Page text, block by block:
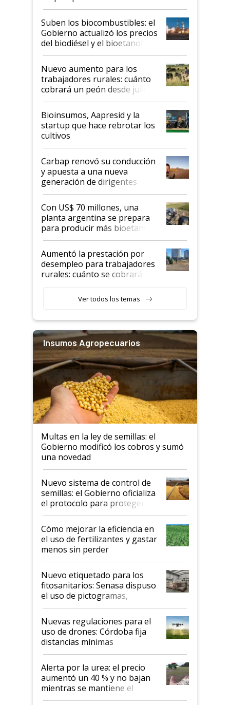
funcionamiento de las
exportadoras en tensión tras
la medida de fuerza de los
prácticos
Suben los biocombustibles: el
Gobierno actualizó los precios
del biodiésel y el bioetanol
Nuevo aumento para los
trabajadores rurales: cuánto
cobrará un peón desde julio
Bioinsumos, Aapresid y la
startup que hace rebrotar los
cultivos
Carbap renovó su conducción
y apuesta a una nueva
generación de dirigentes
rurales
Con US$ 70 millones, una
planta argentina se prepara
para producir más bioetanol
que nunca
Aumentó la prestación por
desempleo para trabajadores
rurales: cuánto se cobrará
Ver todos los temas
Insumos Agropecuarios
Multas en la ley de semillas: el
Gobierno modificó los cobros y sumó
una novedad
Nuevo sistema de control de
semillas: el Gobierno oficializa
el protocolo para proteger la
propiedad intelectual
Cómo mejorar la eficiencia en
el uso de fertilizantes y gastar
menos sin perder
productividad en la campaña
fina
Nuevo etiquetado para los
fitosanitarios: Senasa dispuso
el uso de pictogramas,
palabras de advertencia e
indicaciones
Nuevas regulaciones para el
uso de drones: Córdoba fija
distancias mínimas
Alerta por la urea: el precio
aumentó un 40 % y no bajan
mientras se mantiene el
conflicto en Medio Oriente